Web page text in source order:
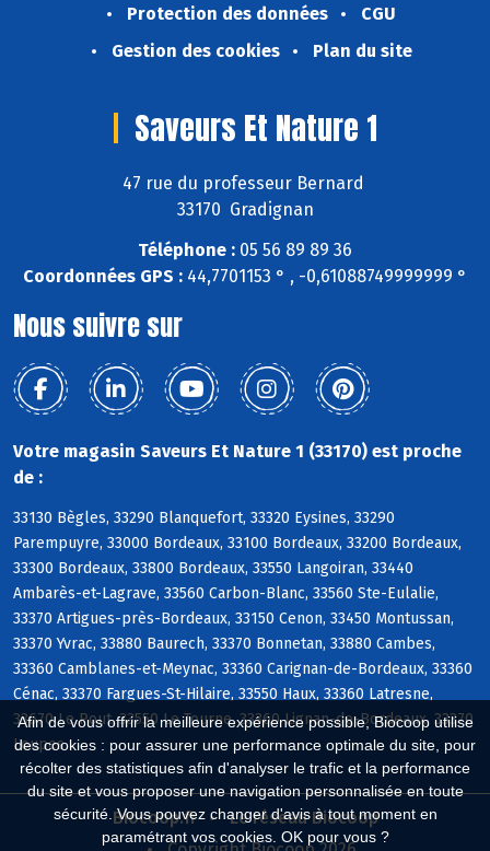
Afin de vous offrir la meilleure expérience possible, Biocoop utilise
des cookies : pour assurer une performance optimale du site, pour
récolter des statistiques afin d'analyser le trafic et la performance
du site et vous proposer une navigation personnalisée en toute
sécurité. Vous pouvez changer d'avis à tout moment en
paramétrant vos cookies. OK pour vous ?
Protection des données
CGU
Gestion des cookies
Plan du site
Saveurs Et Nature 1
47 rue du professeur Bernard
33170 Gradignan
Téléphone : 05 56 89 89 36
Coordonnées GPS : 44,7701153 ° , -0,61088749999999 °
Nous suivre sur
Votre magasin Saveurs Et Nature 1 (33170) est proche
de :
33130 Bègles, 33290 Blanquefort, 33320 Eysines, 33290
Parempuyre, 33000 Bordeaux, 33100 Bordeaux, 33200 Bordeaux,
33300 Bordeaux, 33800 Bordeaux, 33550 Langoiran, 33440
Ambarès-et-Lagrave, 33560 Carbon-Blanc, 33560 Ste-Eulalie,
33370 Artigues-près-Bordeaux, 33150 Cenon, 33450 Montussan,
33370 Yvrac, 33880 Baurech, 33370 Bonnetan, 33880 Cambes,
33360 Camblanes-et-Meynac, 33360 Carignan-de-Bordeaux, 33360
Cénac, 33370 Fargues-St-Hilaire, 33550 Haux, 33360 Latresne,
33670 Le Pout, 33550 Le Tourne, 33360 Lignan-de-Bordeaux, 33370
Loupes
Biocoop.fr
Le réseau Biocoop